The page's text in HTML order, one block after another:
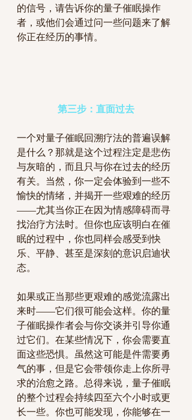
的信号，请告诉你的量子催眠操作
者，或他们会通过问一些问题来了解
你正在经历的事情。
第三步：直面过去
一个对量子催眠回溯疗法的普遍误解
是什么？那就是这个过程注定是悲伤
与灰暗的，而且只与你在过去的经历
有关。当然，你一定会体验到一些不
愉快的情绪，并揭开一些艰难的经历
——尤其当你正在因为情感障碍而寻
找治疗方法时。但你也应该明白在催
眠的过程中，你也同样会感受到快
乐、平静、甚至是深刻的意识启迪状
态。
如果或正当那些更艰难的感觉流露出
来时——它们很可能会这样。你的量
子催眠操作者会与你交谈并引导你通
过它们。在某些情况下，你会需要直
面这些恐惧。虽然这可能是件需要勇
气的事，但是它会带领你走上你所寻
求的治愈之路。总得来说，量子催眠
的整个过程会持续四至六个小时或更
长一些。你也可能发现，你能够在一